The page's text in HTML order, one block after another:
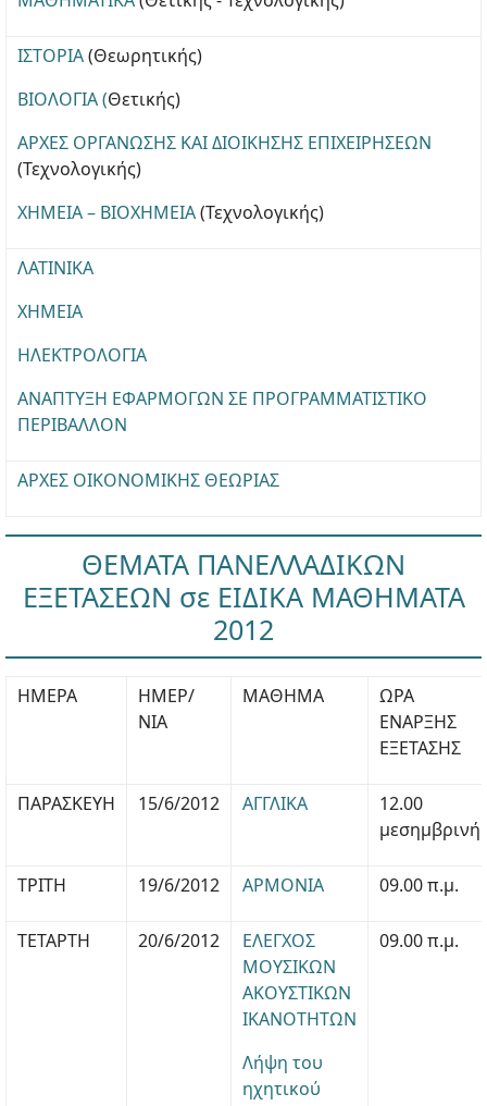
ΙΣΤΟΡΙΑ(Θεωρητικής)
ΒΙΟΛΟΓΙΑ (Θετικής)
ΑΡΧΕΣ ΟΡΓΑΝΩΣΗΣ ΚΑΙ ΔΙΟΙΚΗΣΗΣ ΕΠΙΧΕΙΡΗΣΕΩΝ
(Τεχνολογικής)
ΧΗΜΕΙΑ – ΒΙΟΧΗΜΕΙΑ(Τεχνολογικής)
ΛΑΤΙΝΙΚΑ
ΧΗΜΕΙΑ
ΗΛΕΚΤΡΟΛΟΓΙΑ
ΑΝΑΠΤΥΞΗ ΕΦΑΡΜΟΓΩΝ ΣΕ ΠΡΟΓΡΑΜΜΑΤΙΣΤΙΚΟ
ΠΕΡΙΒΑΛΛΟΝ
ΑΡΧΕΣ ΟΙΚΟΝΟΜΙΚΗΣ ΘΕΩΡΙΑΣ
ΘΕΜΑΤΑ ΠΑΝΕΛΛΑΔΙΚΩΝ
ΕΞΕΤΑΣΕΩΝ σε ΕΙΔΙΚΑ ΜΑΘΗΜΑΤΑ
2012
ΗΜΕΡΑ
ΗΜΕΡ/
ΝΙΑ
ΜΑΘΗΜΑ
ΩΡΑ
ΕΝΑΡΞΗΣ
ΕΞΕΤΑΣΗΣ
ΠΑΡΑΣΚΕΥΗ 15/6/2012 ΑΓΓΛΙΚΑ
12.00
μεσημβρινή
ΤΡΙΤΗ 19/6/2012 ΑΡΜΟΝΙΑ 09.00 π.μ.
ΤΕΤΑΡΤΗ 20/6/2012
ΕΛΕΓΧΟΣ
ΜΟΥΣΙΚΩΝ
ΑΚΟΥΣΤΙΚΩΝ
ΙΚΑΝΟΤΗΤΩΝ
Λήψη του
ηχητικού
09.00 π.μ.